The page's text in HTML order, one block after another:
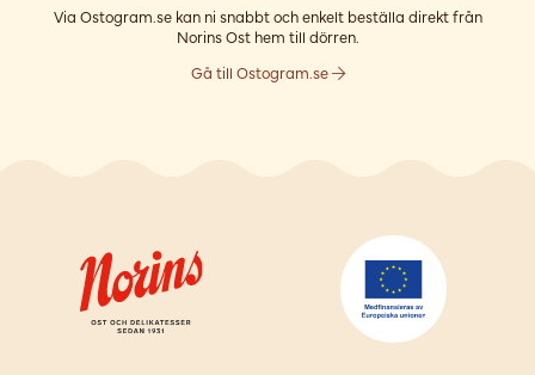
Via Ostogram.se kan ni snabbt och enkelt beställa direkt från
Norins Ost hem till dörren.
Gå till Ostogram.se